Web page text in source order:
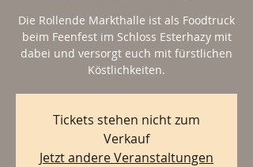
Die Rollende Markthalle ist als Foodtruck
beim Feenfest im Schloss Esterhazy mit
dabei und versorgt euch mit fürstlichen
Köstlichkeiten.
Tickets stehen nicht zum
Verkauf
Jetzt andere Veranstaltungen